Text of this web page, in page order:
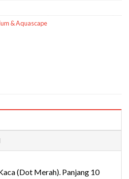
& Aquascape
(Dot Merah). Panjang 10